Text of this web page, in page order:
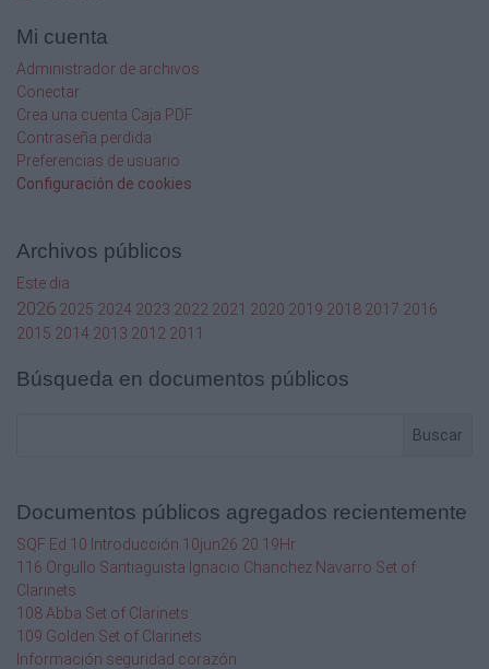
Mi cuenta
Administrador de archivos
Conectar
Crea una cuenta Caja PDF
Contraseña perdida
Preferencias de usuario
Configuración de cookies
Archivos públicos
Este dia
2026 2025 2024 2023 2022 2021 2020 2019 2018 2017 2016
2015 2014 2013 2012 2011
Búsqueda en documentos públicos
Buscar
Documentos públicos agregados recientemente
SQF Ed 10 Introducción 10jun26 20.19Hr
116 Orgullo Santiaguista Ignacio Chanchez Navarro Set of
Clarinets
108 Abba Set of Clarinets
109 Golden Set of Clarinets
Información seguridad corazón